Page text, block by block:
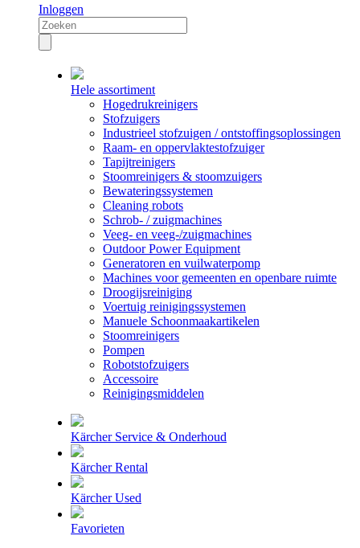
Inloggen
Hele assortiment
Hogedrukreinigers
Stofzuigers
Industrieel stofzuigen / ontstoffingsoplossingen
Raam- en oppervlaktestofzuiger
Tapijtreinigers
Stoomreinigers & stoomzuigers
Bewateringssystemen
Cleaning robots
Schrob- / zuigmachines
Veeg- en veeg-/zuigmachines
Outdoor Power Equipment
Generatoren en vuilwaterpomp
Machines voor gemeenten en openbare ruimte
Droogijsreiniging
Voertuig reinigingssystemen
Manuele Schoonmaakartikelen
Stoomreinigers
Pompen
Robotstofzuigers
Accessoire
Reinigingsmiddelen
Kärcher Service & Onderhoud
Kärcher Rental
Kärcher Used
Favorieten